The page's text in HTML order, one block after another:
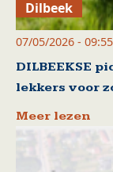
Dilbeek
07/05/2026 - 09:55
DILBEEKSE
lekkers voor
Meer lezen